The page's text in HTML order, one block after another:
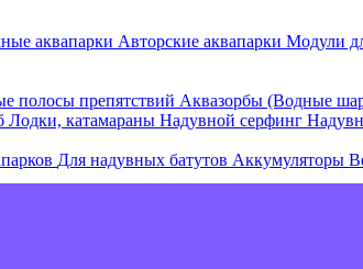
аквапарки Авторские аквапарки Модули
полосы препятствий Аквазорбы (Водные
Лодки, катамараны Надувной серфинг
Для надувных батутов Аккумуляторы